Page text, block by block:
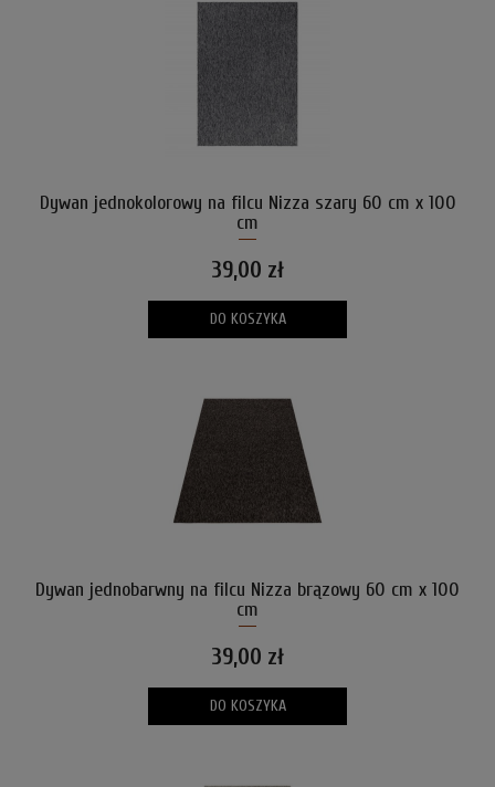
Dywan jednokolorowy na filcu Nizza szary 60 cm x 100
cm
39,00 zł
DO KOSZYKA
Dywan jednobarwny na filcu Nizza brązowy 60 cm x 100
cm
39,00 zł
DO KOSZYKA